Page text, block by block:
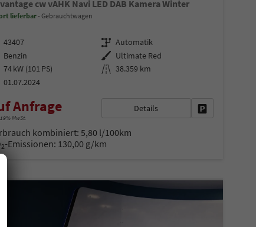
cw vAHK Navi LED DAB Kamera Winter
lieferbar Gebrauchtwagen
43407 Getriebe Automatik
Benzin Außenfarbe Ultimate Red
74 kW (101 PS) Kilometerstand 38.359 km
01.07.2024
Anfrage
MwSt.
Details Fahrzeug
kombiniert:5,80 l/100km
2-Emissionen: 130,00 g/km